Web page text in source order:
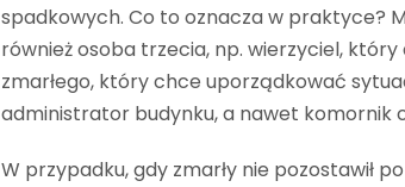
spadkowych. Co to oznacza w praktyce?
również osoba trzecia, np. wierzyciel,
zmarłego, który chce uporządkować
administrator budynku, a nawet komornik
W przypadku, gdy zmarły nie pozostawił